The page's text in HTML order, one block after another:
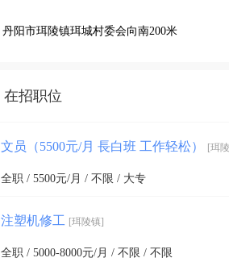
丹阳市珥陵镇珥城村委会向南200米
在招职位
文员（5500元/月 長白班 工作轻松） [珥
全职 / 5500元/月 / 不限 / 大专
注塑机修工 [珥陵镇]
全职 / 5000-8000元/月 / 不限 / 不限